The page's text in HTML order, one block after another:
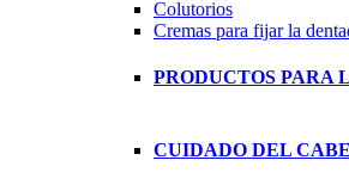
Colutorios
Cremas para fijar la
PRODUCTOS PARA
CUIDADO DEL